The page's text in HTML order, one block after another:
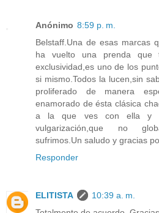
Anónimo 8:59 p. m.
Belstaff.Una de esas marcas
ha vuelto una prenda que
exclusividad,es uno de los
si mismo.Todos la lucen,sin
proliferado de manera
enamorado de ésta clásica
a la que ves con ella y
vulgarización,que no
sufrimos.Un saludo y gracias
Responder
ELITISTA
10:39 a. m.